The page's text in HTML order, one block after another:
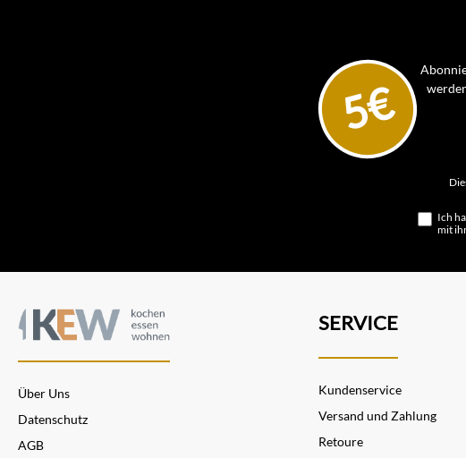
5€
Ich
mit
Über Uns
Datenschutz
AGB
SERVICE
Kundenservice
Versand und Zahlung
Retoure